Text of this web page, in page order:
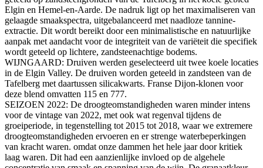
Elgin en Hemel-en-Aarde. De nadruk ligt op het maximaliseren van
gelaagde smaakspectra, uitgebalanceerd met naadloze tannine-
extractie. Dit wordt bereikt door een minimalistische en natuurlijke
aanpak met aandacht voor de integriteit van de variëteit die specifiek
wordt geteeld op lichtere, zandsteenachtige bodems.
WIJNGAARD: Druiven werden geselecteerd uit twee koele locaties
in de Elgin Valley. De druiven worden geteeld in zandsteen van de
Tafelberg met daartussen silicakwarts. Franse Dijon-klonen voor
deze blend omvatten 115 en 777.
SEIZOEN 2022: De droogteomstandigheden waren minder intens
voor de vintage van 2022, met ook wat regenval tijdens de
groeiperiode, in tegenstelling tot 2015 tot 2018, waar we extremere
droogteomstandigheden ervoeren en er strenge waterbeperkingen
van kracht waren. omdat onze dammen het hele jaar door kritiek
laag waren. Dit had een aanzienlijke invloed op de algehele